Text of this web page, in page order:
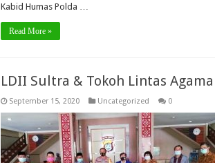
Kabid Humas Polda …
Read More »
LDII Sultra & Tokoh Lintas
September 15, 2020 Uncategorized 0